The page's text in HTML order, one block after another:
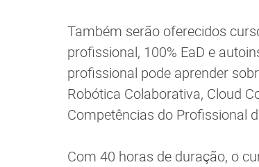
Também serão oferecidos
profissional, 100% EaD e
profissional pode aprender
Robótica Colaborativa, Cloud
Competências do Profissional
Com 40 horas de duração, o